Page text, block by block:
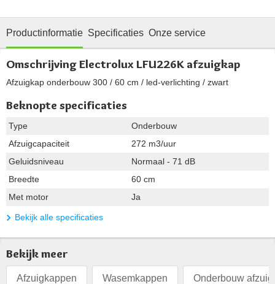
Productinformatie Specificaties Onze service
Omschrijving Electrolux LFU226K afzuigkap
Afzuigkap onderbouw 300 / 60 cm / led-verlichting / zwart
Beknopte specificaties
Type
Onderbouw
Afzuigcapaciteit
272 m3/uur
Geluidsniveau
Normaal - 71 dB
Breedte
60 cm
Met motor
Ja
Bekijk alle specificaties
Bekijk meer
Afzuigkappen Wasemkappen Onderbouw